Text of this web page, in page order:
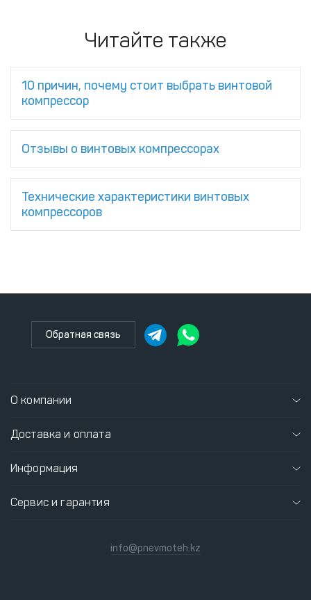
Читайте также
10 причин, почему стоит выбрать винтовой
компрессор
Отзывы о винтовых компрессорах
Технические характеристики винтовых
компрессоров
Обратная связь
О компании
Доставка и оплата
Информация
Сервис и гарантия
info@pnevmoteh.kz